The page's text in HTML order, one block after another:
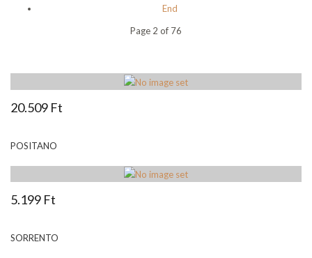
End
Page 2 of 76
20.509 Ft
POSITANO
5.199 Ft
SORRENTO